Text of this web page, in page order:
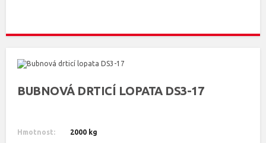
BUBNOVÁ DRTICÍ LOPATA DS3-17
Hmotnost: 2000 kg